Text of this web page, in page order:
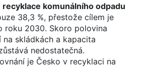
recyklace komunálního odpadu
38,3 %, přestože cílem je
roku 2030. Skoro polovina
skládkách a kapacita
nedostatečná.
je Česko v recyklaci na